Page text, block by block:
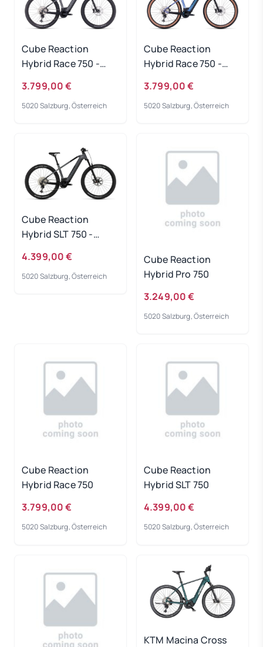
Cube Reaction
Hybrid Race 750 -
Rahmengröße: S
3.799,00 €
5020 Salzburg, Österreich
Cube Reaction
Hybrid Race 750 -
Rahmengröße: S
3.799,00 €
5020 Salzburg, Österreich
Cube Reaction
Hybrid SLT 750 -
Rahmengröße: L
4.399,00 €
5020 Salzburg, Österreich
Cube Reaction
Hybrid Pro 750
3.249,00 €
5020 Salzburg, Österreich
Cube Reaction
Hybrid Race 750
3.799,00 €
5020 Salzburg, Österreich
Cube Reaction
Hybrid SLT 750
4.399,00 €
5020 Salzburg, Österreich
KTM Macina Cross